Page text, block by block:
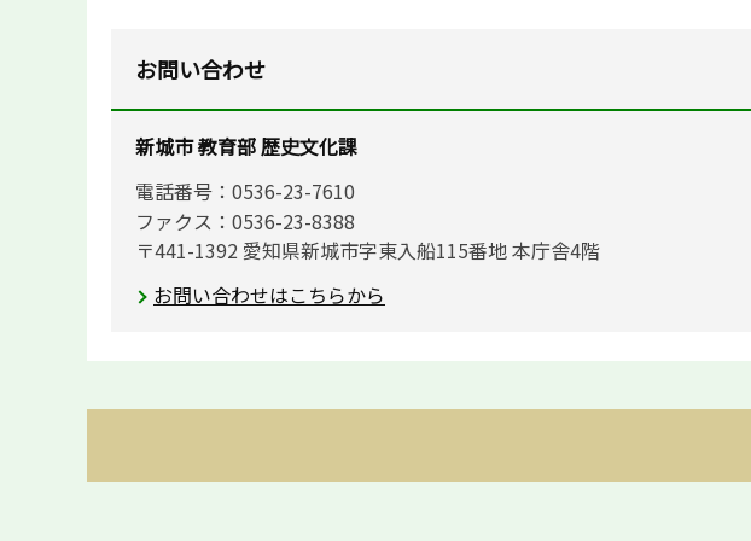
お問い合わせ
新城市 教育部 歴史文化課
電話番号：0536-23-7610
ファクス：0536-23-8388
〒441-1392 愛知県新城市字東入船115番地 本庁舎4階
お問い合わせはこちらから